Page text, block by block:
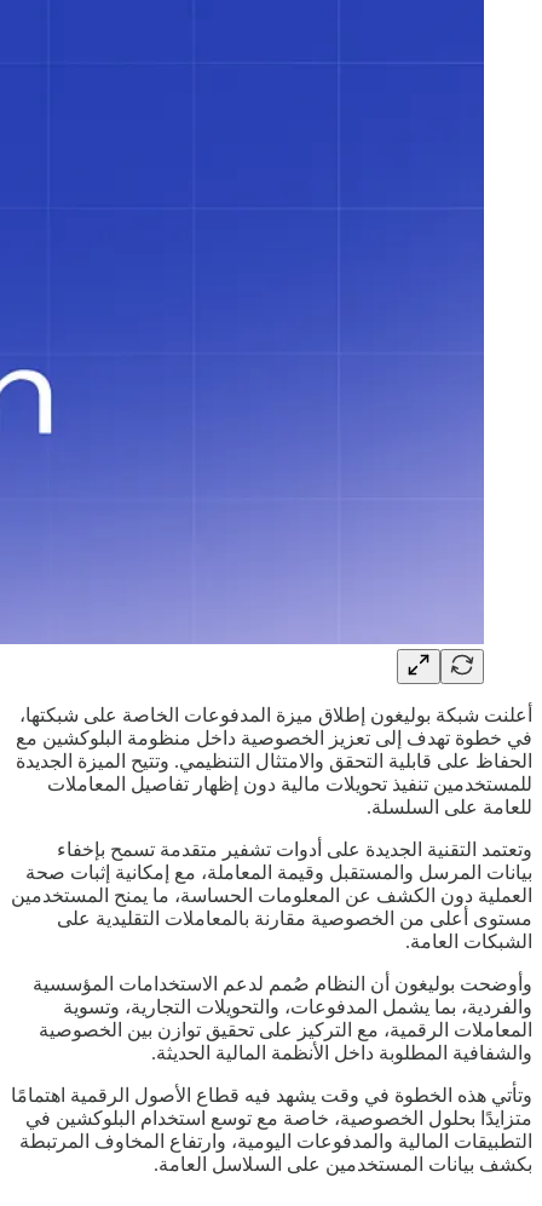
أعلنت شبكة بوليغون إطلاق ميزة المدفوعات الخاصة على شبكتها،
في خطوة تهدف إلى تعزيز الخصوصية داخل منظومة البلوكشين مع
الحفاظ على قابلية التحقق والامتثال التنظيمي. وتتيح الميزة الجديدة
للمستخدمين تنفيذ تحويلات مالية دون إظهار تفاصيل المعاملات
للعامة على السلسلة.
وتعتمد التقنية الجديدة على أدوات تشفير متقدمة تسمح بإخفاء
بيانات المرسل والمستقبل وقيمة المعاملة، مع إمكانية إثبات صحة
العملية دون الكشف عن المعلومات الحساسة، ما يمنح المستخدمين
مستوى أعلى من الخصوصية مقارنة بالمعاملات التقليدية على
الشبكات العامة.
وأوضحت بوليغون أن النظام صُمم لدعم الاستخدامات المؤسسية
والفردية، بما يشمل المدفوعات، والتحويلات التجارية، وتسوية
المعاملات الرقمية، مع التركيز على تحقيق توازن بين الخصوصية
والشفافية المطلوبة داخل الأنظمة المالية الحديثة.
وتأتي هذه الخطوة في وقت يشهد فيه قطاع الأصول الرقمية اهتمامًا
متزايدًا بحلول الخصوصية، خاصة مع توسع استخدام البلوكشين في
التطبيقات المالية والمدفوعات اليومية، وارتفاع المخاوف المرتبطة
بكشف بيانات المستخدمين على السلاسل العامة.